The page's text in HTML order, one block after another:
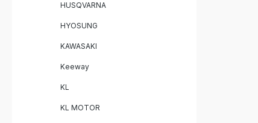
HUSQVARNA
HYOSUNG
KAWASAKI
Keeway
KL
KL MOTOR